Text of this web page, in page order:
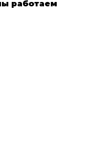
работаем